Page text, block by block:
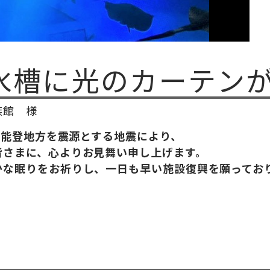
に光のカーテン
館 様
地方を震源とする地震により、
まに、心よりお見舞い申し上げます。
眠りをお祈りし、一日も早い施設復興を願ってお